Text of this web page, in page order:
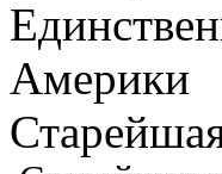
Америки